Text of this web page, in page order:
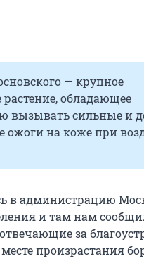
— крупное
растение, обладающее
вызывать сильные и
на коже при
в администрацию
и там нам
за
произрастания